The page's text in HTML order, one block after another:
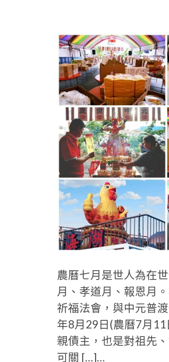
農曆七月是世人為在
月、孝道月、報恩月
祈福法會，與中元普
年8月29日(農曆7月
親債主，也是對祖先
可關 […]…